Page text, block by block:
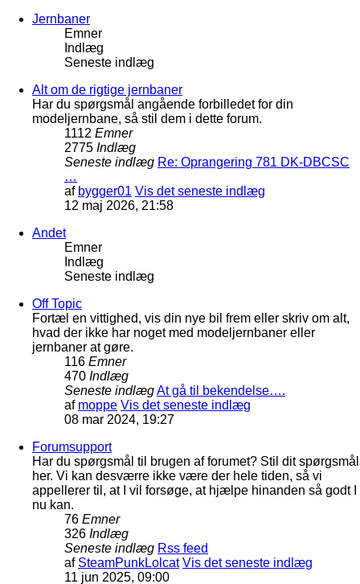
Jernbaner
Emner
Indlæg
Seneste indlæg
Alt om de rigtige jernbaner
Har du spørgsmål angående forbilledet for din
modeljernbane, så stil dem i dette forum.
1112 Emner
2775 Indlæg
Seneste indlæg Re: Oprangering 781 DK-DBCSC
…
af bygger01 Vis det seneste indlæg
12 maj 2026, 21:58
Andet
Emner
Indlæg
Seneste indlæg
Off Topic
Fortæl en vittighed, vis din nye bil frem eller skriv om alt,
hvad der ikke har noget med modeljernbaner eller
jernbaner at gøre.
116 Emner
470 Indlæg
Seneste indlægAt gå til bekendelse….
af moppe Vis det seneste indlæg
08 mar 2024, 19:27
Forumsupport
Har du spørgsmål til brugen af forumet? Stil dit spørgsmål
her. Vi kan desværre ikke være der hele tiden, så vi
appellerer til, at I vil forsøge, at hjælpe hinanden så godt I
nu kan.
76 Emner
326 Indlæg
Seneste indlæg Rss feed
af SteamPunkLolcat Vis det seneste indlæg
11 jun 2025, 09:00